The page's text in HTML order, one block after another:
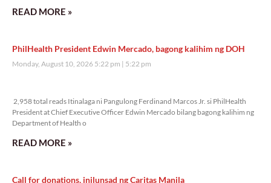
READ MORE »
PhilHealth President Edwin Mercado, bagong kalihim ng DOH
Monday, August 10, 2026 5:22 pm 5:22 pm
2,958 total reads Itinalaga ni Pangulong Ferdinand Marcos Jr. si PhilHealth
President at Chief Executive Officer Edwin Mercado bilang bagong kalihim ng
Department of Health o
READ MORE »
Call for donations, inilunsad ng Caritas Manila